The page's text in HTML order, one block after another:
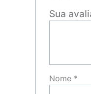
Sua
Nome *